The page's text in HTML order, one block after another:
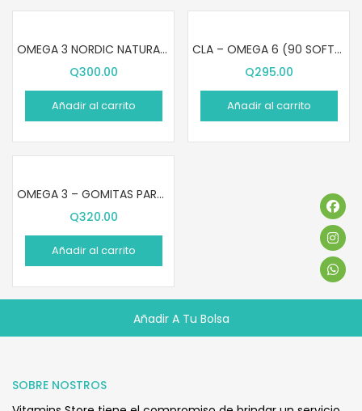
Q395.00
Añadir A Tu Bolsa
OMEGA 3 NORDIC NATURALS (60 SOFTGELS)
Q300.00
Añadir al carrito
CLA – OMEGA 6 (90 SOFTGELS)
Q295.00
Añadir al carrito
OMEGA 3 – GOMITAS PARA NIÑOS (60 GOMITAS)
Q320.00
Añadir al carrito
SOBRE NOSTROS